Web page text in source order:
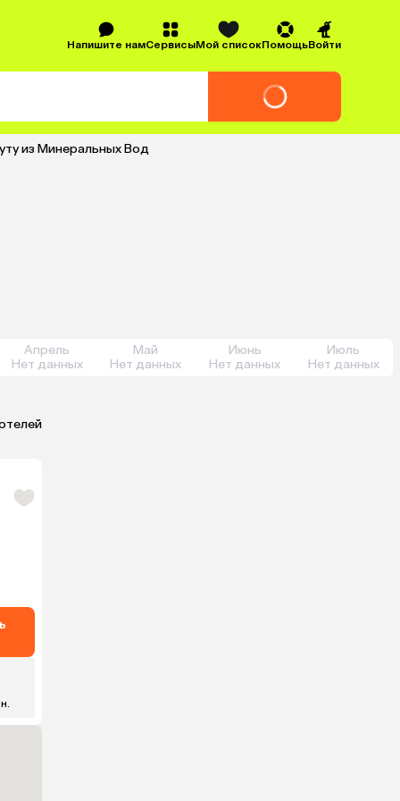
Напишите намСервисыМой списокПомощьВойти
из Минеральных Вод
Апрель
Нет данных
Май
Нет данных
Июнь
Нет данных
Июль
Нет данных